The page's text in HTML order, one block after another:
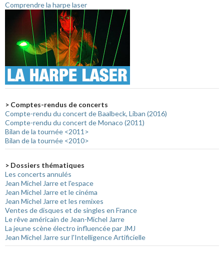
Comprendre la harpe laser
> Comptes-rendus de concerts
Compte-rendu du concert de Baalbeck, Liban (2016)
Compte-rendu du concert de Monaco (2011)
Bilan de la tournée <2011>
Bilan de la tournée <2010>
> Dossiers thématiques
Les concerts annulés
Jean Michel Jarre et l'espace
Jean Michel Jarre et le cinéma
Jean Michel Jarre et les remixes
Ventes de disques et de singles en France
Le rêve américain de Jean-Michel Jarre
La jeune scène électro influencée par JMJ
Jean Michel Jarre sur l'Intelligence Artificielle